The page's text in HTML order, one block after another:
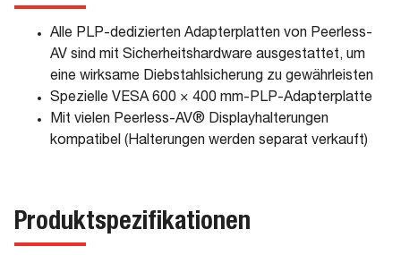
Alle PLP-dedizierten Adapterplatten von Peerless-
AV sind mit Sicherheitshardware ausgestattet, um
eine wirksame Diebstahlsicherung zu gewährleisten
Spezielle VESA 600 × 400 mm-PLP-Adapterplatte
Mit vielen Peerless-AV® Displayhalterungen
kompatibel (Halterungen werden separat verkauft)
Produktspezifikationen